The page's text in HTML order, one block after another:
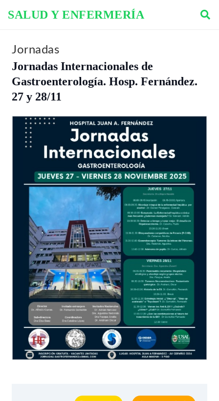
SALUD Y ENFERMERÍA
Jornadas
Jornadas Internacionales de
Gastroenterología. Hosp. Fernández.
27 y 28/11